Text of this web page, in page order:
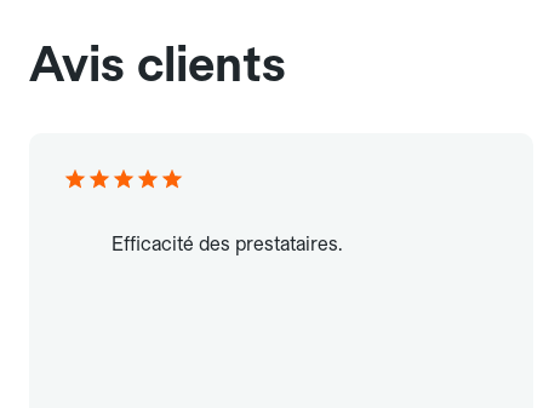
Avis clients
Efficacité des prestataires.